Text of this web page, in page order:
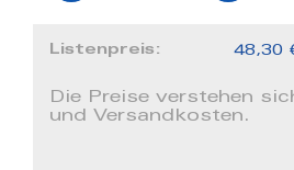
Listenpreis: 48,30
Die Preise verstehen
und Versandkosten.